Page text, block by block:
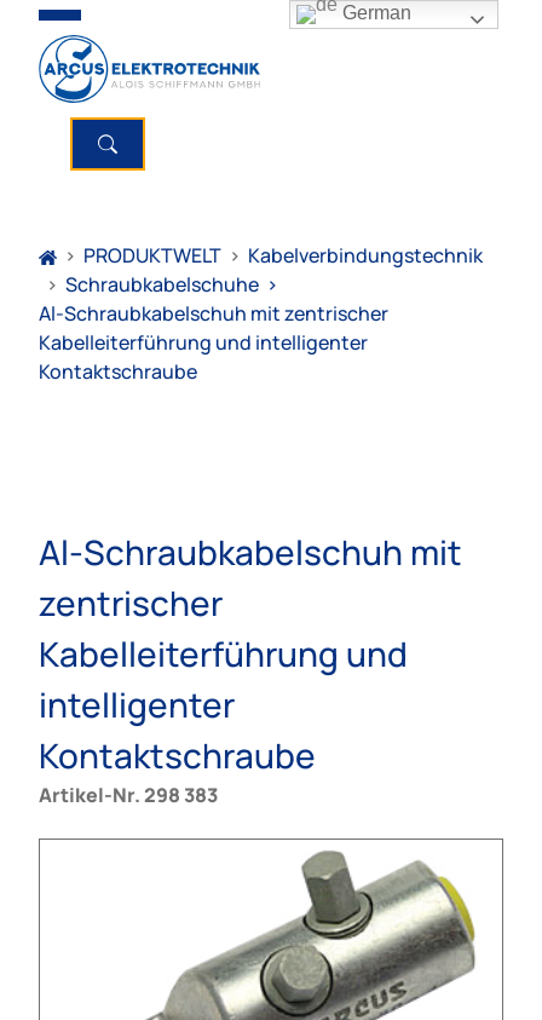
> PRODUKTWELT > Kabelverbindungstechnik
> Schraubkabelschuhe >
Al-Schraubkabelschuh mit zentrischer
Kabelleiterführung und intelligenter
Kontaktschraube
Al-Schraubkabelschuh mit
zentrischer
Kabelleiterführung und
intelligenter
Kontaktschraube
Artikel-Nr. 298 383
German